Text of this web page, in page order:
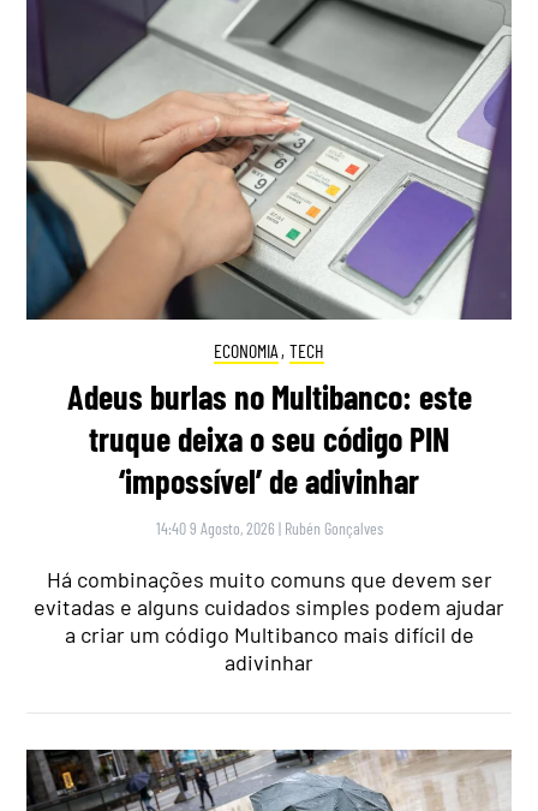
ECONOMIA , TECH
Adeus burlas no Multibanco: este
truque deixa o seu código PIN
‘impossível’ de adivinhar
14:40 9 Agosto, 2026 | Rubén Gonçalves
Há combinações muito comuns que devem ser
evitadas e alguns cuidados simples podem ajudar
a criar um código Multibanco mais difícil de
adivinhar